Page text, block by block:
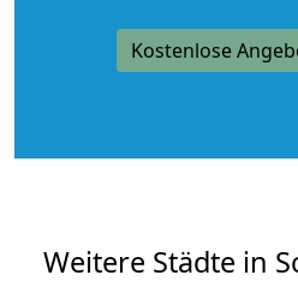
Kostenlose
Weitere Städte in